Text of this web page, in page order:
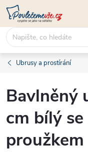
Přejít
obsah
Ubrusy a prostírání
Bavlněný
cm bílý
proužkem